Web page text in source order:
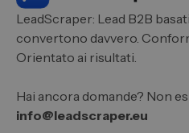
LeadScraper: Lead B2B
convertono davvero.
Orientato ai risultati.
Hai ancora domande? Non
info@leadscraper.eu